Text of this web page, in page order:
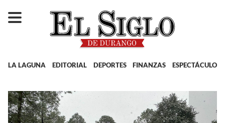
LA LAGUNA EDITORIAL DEPORTES FINANZAS ESPECTÁCULOS